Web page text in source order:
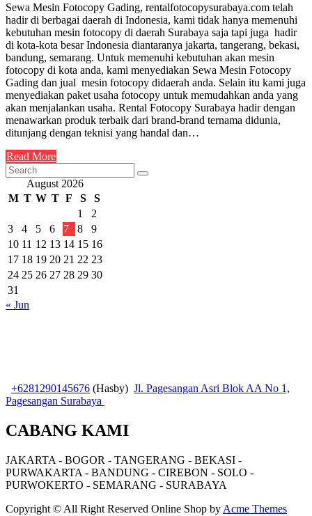
Sewa Mesin Fotocopy Gading, rentalfotocopysurabaya.com telah
hadir di berbagai daerah di Indonesia, kami tidak hanya memenuhi
kebutuhan mesin fotocopy di daerah Surabaya saja tapi juga hadir
di kota-kota besar Indonesia diantaranya jakarta, tangerang, bekasi,
bandung, semarang. Untuk memenuhi kebutuhan akan mesin
fotocopy di kota anda, kami menyediakan Sewa Mesin Fotocopy
Gading dan jual mesin fotocopy didaerah anda. Selain itu kami juga
menyediakan paket usaha fotocopy untuk memudahkan anda yang
akan menjalankan usaha. Rental Fotocopy Surabaya hadir dengan
menawarkan produk terbaik dari brand-brand ternama didunia,
ditunjang dengan teknisi yang handal dan…
Read More
August 2026
M T W T F S
S
1
2
3
4 5 6 7 8
9
10 11 12 13 14 15 16
17 18 19 20 21 22 23
24 25 26 27 28 29 30
31
« Jun
+6281290145676 (Hasby) Jl. Pagesangan Asri Blok AA No 1,
Pagesangan Surabaya
CABANG KAMI
JAKARTA - BOGOR - TANGERANG - BEKASI -
PURWAKARTA - BANDUNG - CIREBON - SOLO -
PURWOKERTO - SEMARANG - SURABAYA
Copyright © All Right Reserved Online Shop by Acme Themes